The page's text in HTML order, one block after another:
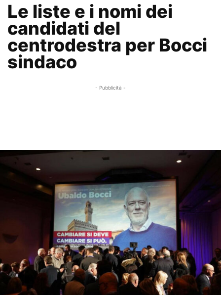
Le liste e i nomi dei
candidati del
centrodestra per Bocci
sindaco
- Pubblicità -